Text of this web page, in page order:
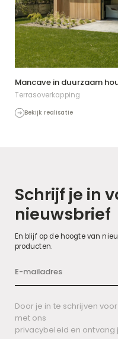
Mancave in duurzaam
Terrasoverkapping
Bekijk realisatie
Schrijf je in
nieuwsbrief
En blijf op de hoogte van
producten.
Door je in te schrijven
met ons
privacybeleid en